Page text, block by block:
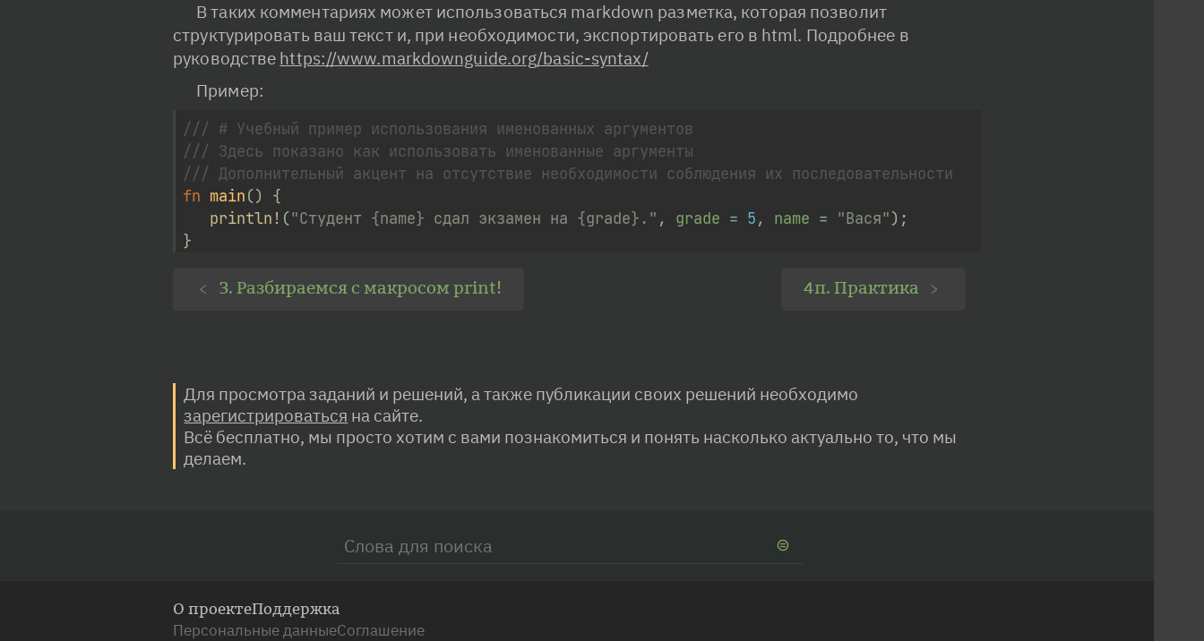
В таких комментариях может использоваться markdown разметка, которая позволит
структурировать ваш текст и, при необходимости, экспортировать его в html. Подробнее в
руководстве https://www.markdownguide.org/basic-syntax/
Пример:
/// # Учебный пример использования именованных аргументов
/// Здесь показано как использовать именованные аргументы
/// Дополнительный акцент на отсутствие необходимости соблюдения их последовательности
fn main()
{
println! ("Студент {name} сдал экзамен на {grade}." , grade = 5, name = "Вася") ;
}
﹤ 3. Разбираемся с макросом print! 4п. Практика ﹥
Для просмотра заданий и решений, а также публикации своих решений необходимо
зарегистрироваться на сайте.
Всё бесплатно, мы просто хотим с вами познакомиться и понять насколько актуально то, что мы
делаем.
Форма поиска
Поиск
О проектеПоддержка
Персональные данныеСоглашение